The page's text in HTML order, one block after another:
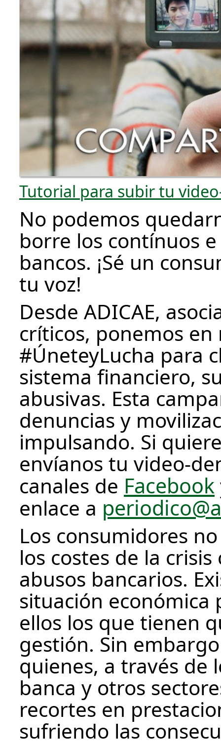
Tutorial para subir tu
No podemos
borre los contínuos
bancos. ¡Sé un
tu voz!
Desde ADICAE,
críticos, ponemos
#ÚneteyLucha para
sistema financiero,
abusivas. Esta
denuncias y
impulsando. Si
envíanos tu video-
canales de Facebook
enlace a
Los consumidores
los costes de la
abusos bancarios.
situación económica
ellos los que tienen
gestión. Sin
quienes, a través de
banca y otros
recortes en
sufriendo las